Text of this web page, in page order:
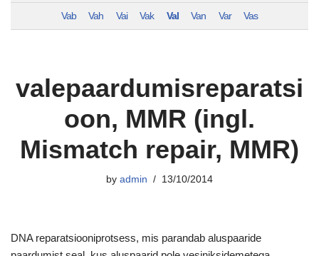
Vab Vah Vai Vak Val Van Var Vas
valepaardumisreparatsi
oon, MMR (ingl.
Mismatch repair, MMR)
by admin 13/10/2014
DNA reparatsiooniprotsess, mis parandab aluspaaride